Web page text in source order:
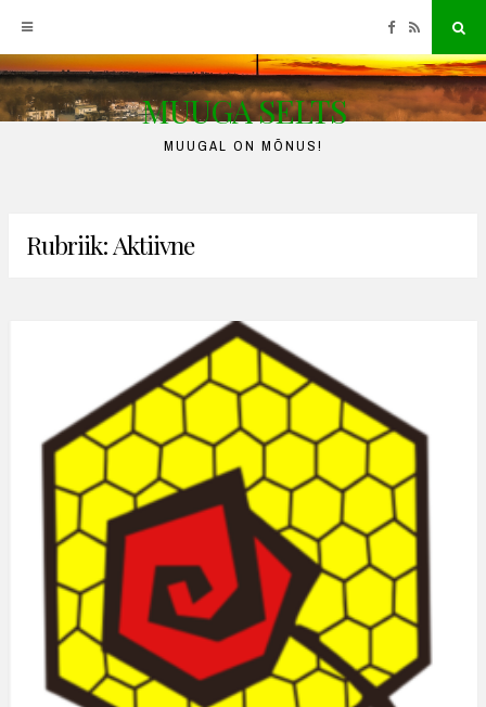
Skip
Facebook
RSS
MUUGA SELTS
MUUGAL ON MÕNUS!
Rubriik:Aktiivne